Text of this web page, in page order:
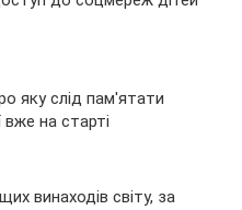
яку слід пам'ятати
на старті
винаходів світу, за